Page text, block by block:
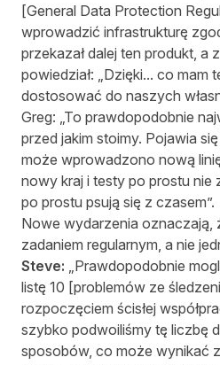
[General Data Protection
wprowadzić infrastrukturę
przekazał dalej ten produkt, a
powiedział: „Dzięki... co mam
dostosować do naszych
Greg: „To prawdopodobnie
przed jakim stoimy. Pojawia
może wprowadzono nową
nowy kraj i testy po prostu nie
po prostu psują się z czasem”.
Nowe wydarzenia oznaczają,
zadaniem regularnym, a nie
Steve: „Prawdopodobnie
listę 10 [problemów ze
rozpoczęciem ścisłej
szybko podwoiliśmy tę liczbę
sposobów, co może wynikać